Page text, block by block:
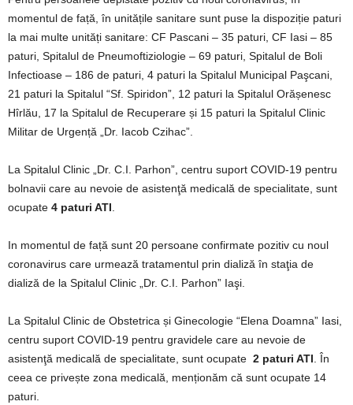
momentul de față, în unitățile sanitare sunt puse la dispoziție paturi
la mai multe unități sanitare: CF Pascani – 35 paturi, CF Iasi – 85
paturi, Spitalul de Pneumoftiziologie – 69 paturi, Spitalul de Boli
Infectioase – 186 de paturi, 4 paturi la Spitalul Municipal Paşcani,
21 paturi la Spitalul “Sf. Spiridon”, 12 paturi la Spitalul Orășenesc
Hîrlău, 17 la Spitalul de Recuperare și 15 paturi la Spitalul Clinic
Militar de Urgență „Dr. Iacob Czihac”.
La Spitalul Clinic „Dr. C.I. Parhon”, centru suport COVID-19 pentru
bolnavii care au nevoie de asistenţă medicală de specialitate, sunt
ocupate 4 paturi ATI
In momentul de față sunt 20 persoane confirmate pozitiv cu noul
coronavirus care urmează tratamentul prin dializă în staţia de
dializă de la Spitalul Clinic „Dr. C.I. Parhon” Iaşi.
La Spitalul Clinic de Obstetrica și Ginecologie “Elena Doamna” Iasi,
centru suport COVID-19 pentru gravidele care au nevoie de
asistenţă medicală de specialitate, sunt ocupate 2 paturi ATI . În
ceea ce privește zona medicală, menționăm că sunt ocupate 14
paturi.